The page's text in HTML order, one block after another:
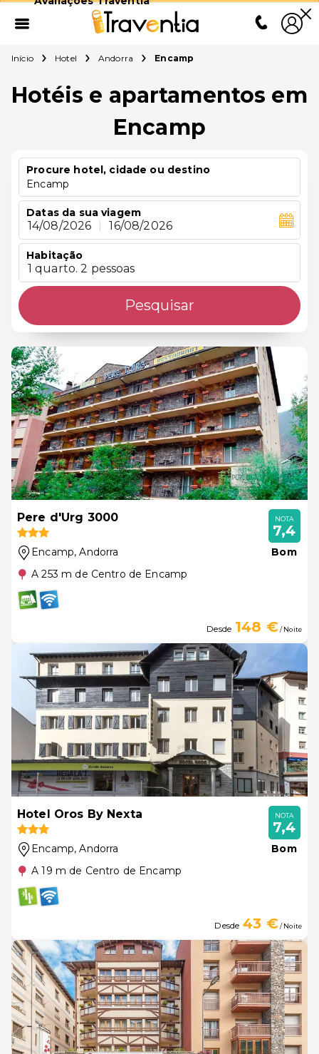
Início Hotel Andorra Encamp
Hotéis e apartamentos em
Encamp
Procure hotel, cidade ou destino
Encamp
Datas da sua viagem
14/08/2026 16/08/2026
Habitação
1 quarto. 2 pessoas
Pesquisar
Pere d'Urg 3000
Encamp, Andorra
A 253 m de Centro de Encamp
NOTA
7,4
Bom
Desde 148 €/ Noite
Hotel Oros By Nexta
Encamp, Andorra
A 19 m de Centro de Encamp
NOTA
7,4
Bom
Desde 43 €/ Noite